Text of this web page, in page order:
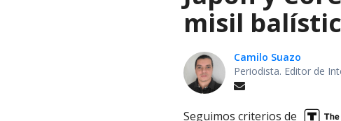
misil
Camilo Suazo
Periodista. Editor de
Seguimos criterios de